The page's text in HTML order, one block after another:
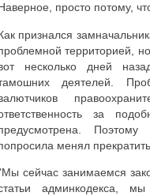
просто потому,
признался
территорией,
несколько дней
деятелей.
за
менял
сейчас занимаемся
админкодекса,